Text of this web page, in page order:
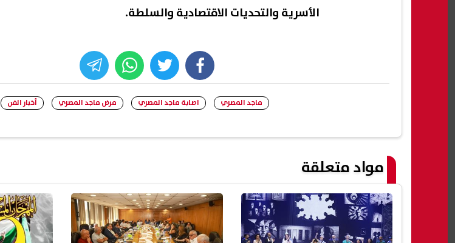
الأسرية والتحديات الاقتصادية والسلطة.
facebook
twitter
whats
ماجد المصري اصابة ماجد المصري مرض ماجد المصري أخبار الفن
مواد متعلقة